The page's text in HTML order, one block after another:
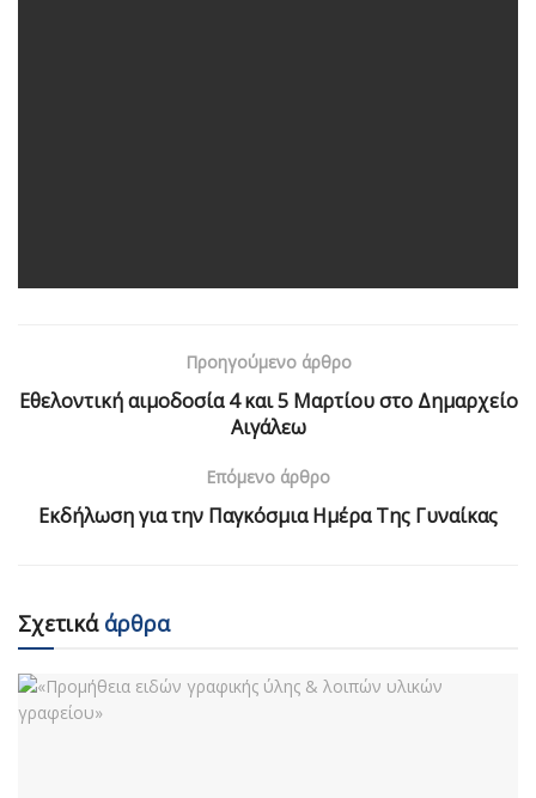
Προηγούμενο άρθρο
Εθελοντική αιμοδοσία 4 και 5 Μαρτίου στο Δημαρχείο
Αιγάλεω
Επόμενο άρθρο
Εκδήλωση για την Παγκόσμια Ημέρα Της Γυναίκας
Σχετικάάρθρα